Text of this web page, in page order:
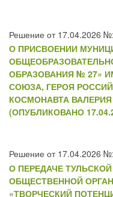
Решение от 17.04.2026
О ПРИСВОЕНИИ
ОБРАЗОВАНИЯ № 27»
СОЮЗА, ГЕРОЯ
КОСМОНАВТА
(ОПУБЛИКОВАНО
Решение от 17.04.2026
О ПЕРЕДАЧЕ
ОБЩЕСТВЕННОЙ
«ТВОРЧЕСКИЙ